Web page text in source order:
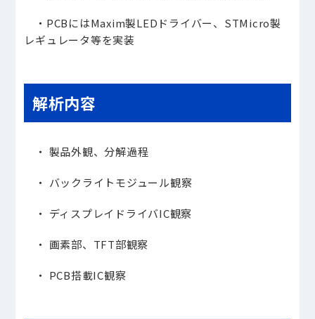
・PCBにはMaxim製LEDドライバー、STMicro製
レギュレータ等を実装
解析内容
・ 製品外観、分解過程
・ バックライトモジュール観察
・ ディスプレイドライバIC観察
・ 画素部、TFT部観察
・ PCB搭載IC観察